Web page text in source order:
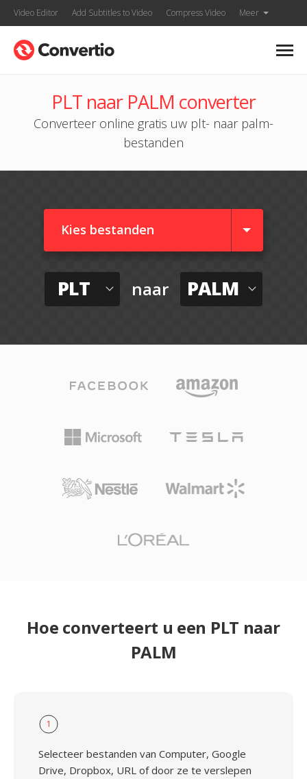
Video Editor Add Subtitles to Video Compress Video Meer
PLT naar PALM converter
Converteer online gratis uw plt- naar palm-
bestanden
Kies bestanden
PLT naar PALM
Hoe converteert u een PLT naar
PALM
1
Selecteer bestanden van Computer, Google
Drive, Dropbox, URL of door ze te verslepen